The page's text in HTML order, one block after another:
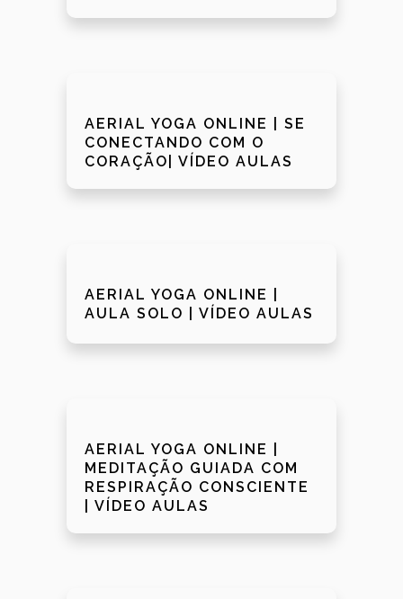
AERIAL YOGA ONLINE | SE
CONECTANDO COM O
CORAÇÃO| VÍDEO AULAS
AERIAL YOGA ONLINE |
AULA SOLO | VÍDEO AULAS
AERIAL YOGA ONLINE |
MEDITAÇÃO GUIADA COM
RESPIRAÇÃO CONSCIENTE
| VÍDEO AULAS